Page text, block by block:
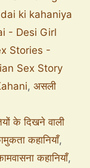
ki kahaniya
- Desi Girl
Stories -
Sex Story
, असली
के दिखने वाली
कहानियाँ,
कहानियाँ,